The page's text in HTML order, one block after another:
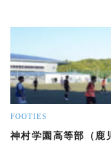
FOOTIES
神村学園高等部（鹿